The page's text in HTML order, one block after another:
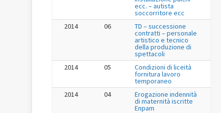
ecc. – autista
soccorritore ecc
2014
06 TD – successione
contratti – personale
artistico e tecnico
della produzione di
spettacoli
2014
05 Condizioni di liceità
fornitura lavoro
temporaneo
2014
04 Erogazione indennità
di maternità iscritte
Enpam